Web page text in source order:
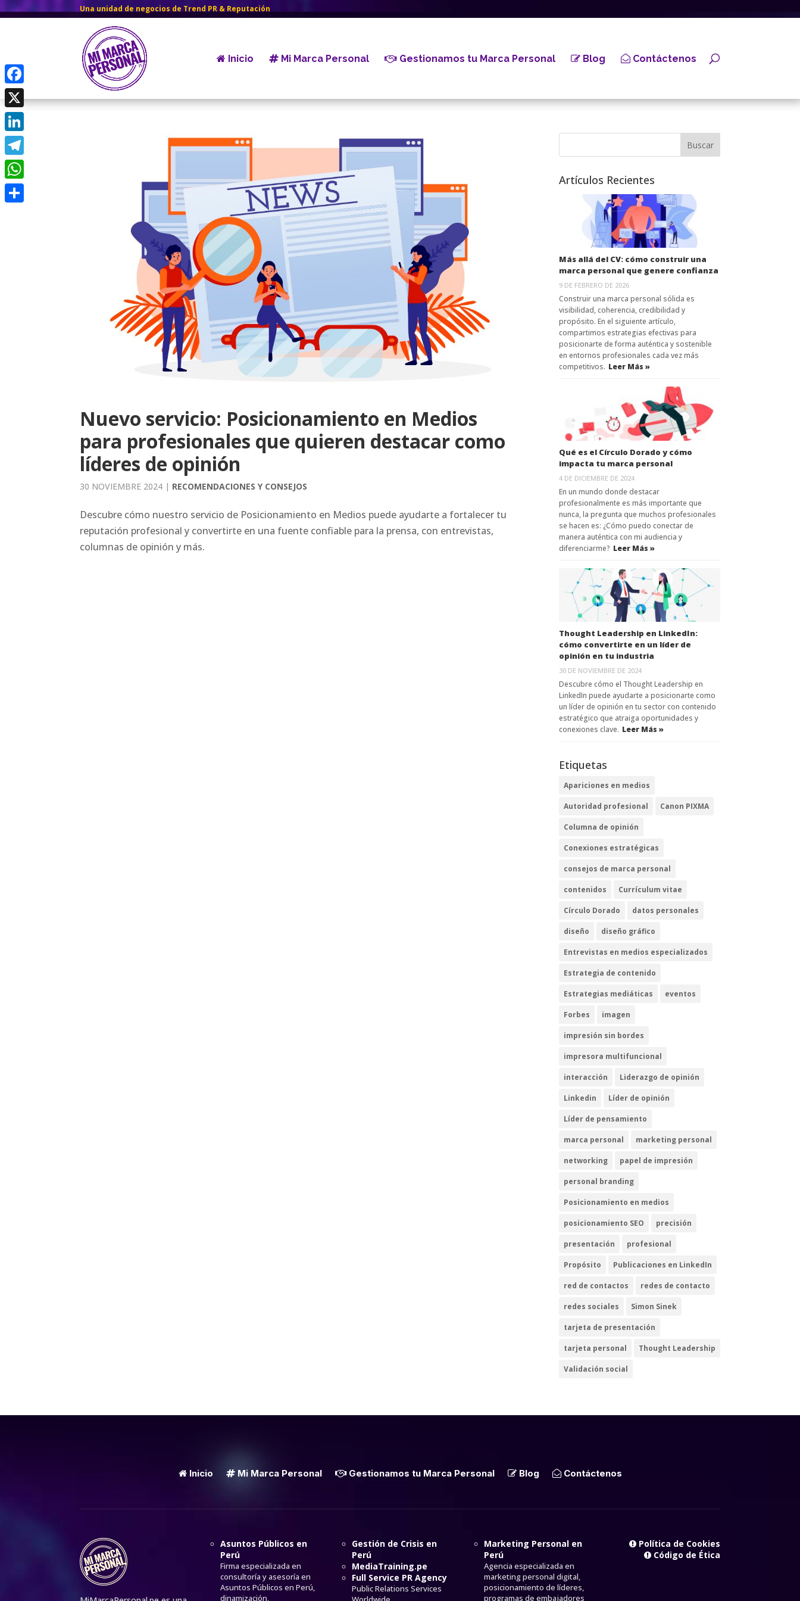
Una unidad de negocios de Trend PR & Reputación
Inicio Mi Marca Personal Gestionamos tu Marca Personal Blog Contáctenos
Nuevo servicio: Posicionamiento en Medios
para profesionales que quieren destacar como
líderes de opinión
30 NOVIEMBRE 2024 | RECOMENDACIONES Y CONSEJOS
Descubre cómo nuestro servicio de Posicionamiento en Medios puede ayudarte a fortalecer tu
reputación profesional y convertirte en una fuente confiable para la prensa, con entrevistas,
columnas de opinión y más.
Artículos Recientes
Más allá del CV: cómo construir una
marca personal que genere confianza
9 DE FEBRERO DE 2026
Construir una marca personal sólida es
visibilidad, coherencia, credibilidad y
propósito. En el siguiente artículo,
compartimos estrategias efectivas para
posicionarte de forma auténtica y sostenible
en entornos profesionales cada vez más
competitivos. Leer Más »
Qué es el Círculo Dorado y cómo
impacta tu marca personal
4 DE DICIEMBRE DE 2024
En un mundo donde destacar
profesionalmente es más importante que
nunca, la pregunta que muchos profesionales
se hacen es: ¿Cómo puedo conectar de
manera auténtica con mi audiencia y
diferenciarme? Leer Más »
Thought Leadership en LinkedIn:
cómo convertirte en un líder de
opinión en tu industria
30 DE NOVIEMBRE DE 2024
Descubre cómo el Thought Leadership en
LinkedIn puede ayudarte a posicionarte como
un líder de opinión en tu sector con contenido
estratégico que atraiga oportunidades y
conexiones clave. Leer Más »
Etiquetas
Apariciones en medios
Autoridad profesional Canon PIXMA
Columna de opinión
Conexiones estratégicas
consejos de marca personal
contenidos Currículum vitae
Círculo Dorado datos personales
diseño diseño gráfico
Entrevistas en medios especializados
Estrategia de contenido
Estrategias mediáticas eventos
Forbes imagen
impresión sin bordes
impresora multifuncional
interacción Liderazgo de opinión
Linkedin Líder de opinión
Líder de pensamiento
marca personal marketing personal
networking papel de impresión
personal branding
Posicionamiento en medios
posicionamiento SEO precisión
presentación profesional
Propósito Publicaciones en LinkedIn
red de contactos redes de contacto
redes sociales Simon Sinek
tarjeta de presentación
tarjeta personal Thought Leadership
Validación social
Inicio Mi Marca Personal Gestionamos tu Marca Personal Blog Contáctenos
Asuntos Públicos en
Perú
Firma especializada en
consultoría y asesoría en
Asuntos Públicos en Perú,
dinamización,
Gestión de Crisis en
Perú
MediaTraining.pe
Full Service PR Agency
Public Relations Services
Marketing Personal en
Perú
Agencia especializada en
marketing personal digital,
posicionamiento de líderes,
programas de embajadores
Política de Cookies
Código de Ética
Facebook
X
LinkedIn
Telegram
WhatsApp